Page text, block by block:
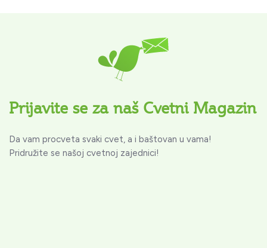
Prijavite se za naš Cvetni Magazin
Da vam procveta svaki cvet, a i baštovan u vama!
Pridružite se našoj cvetnoj zajednici!